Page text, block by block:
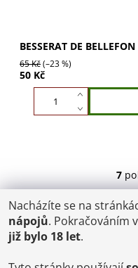
BESSERAT DE
65 Kč(–23 %)
50 Kč
7
POŠTOVNÉ
ČR: od 95,-
SK: 350,-
€ = 24,00 CZK
Nacházíte se na
nápojů. Pokračováním
již bylo 18 let.